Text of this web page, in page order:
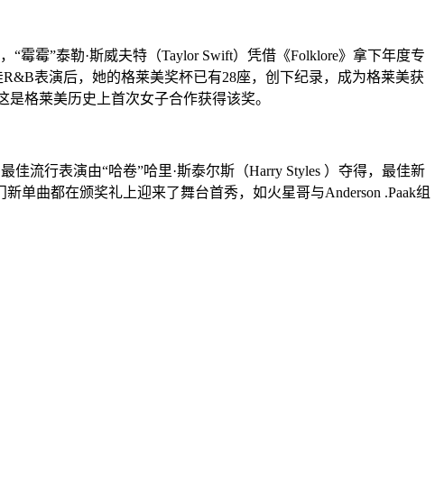
霉霉”泰勒·斯威夫特（Taylor Swift）凭借《Folklore》拿下年度专
表演后，她的格莱美奖杯已有28座，创下纪录，成为格莱美获
是格莱美历史上首次女子合作获得该奖。
流行表演由“哈卷”哈里·斯泰尔斯（Harry Styles ）夺得，最佳新
单曲都在颁奖礼上迎来了舞台首秀，如火星哥与Anderson .Paak组